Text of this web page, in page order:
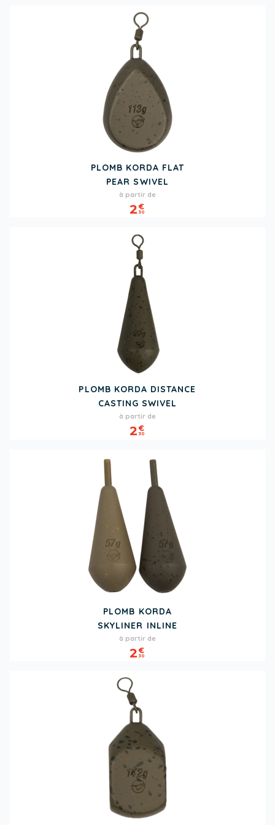
PLOMB KORDA FLAT
PEAR SWIVEL
Prix
à partir de
2€
30
PLOMB KORDA DISTANCE
CASTING SWIVEL
Prix
à partir de
2€
30
PLOMB KORDA
SKYLINER INLINE
Prix
à partir de
2€
30